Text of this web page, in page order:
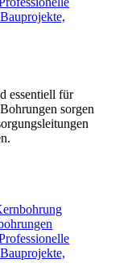
essentiell für
sorgen